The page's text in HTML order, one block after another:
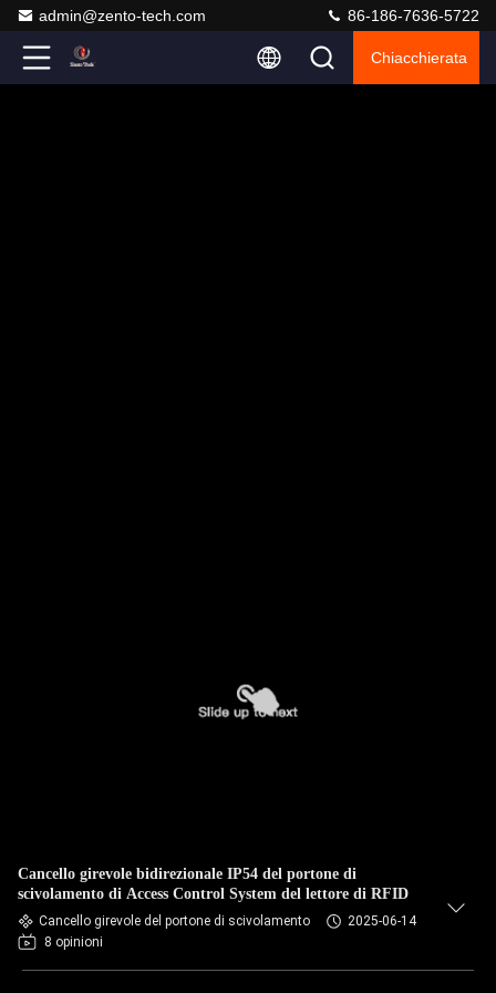
admin@zento-tech.com 86-186-7636-5722
Chiacchierata
Cancello girevole bidirezionale IP54 del portone di
scivolamento di Access Control System del lettore di RFID
Cancello girevole del portone di scivolamento
2025-06-14
8 opinioni